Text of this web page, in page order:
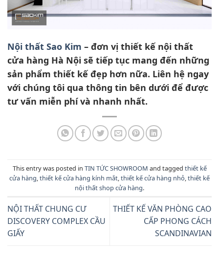
Nội thất Sao Kim – đơn vị thiết kế nội thất
cửa hàng Hà Nội sẽ tiếp tục mang đến những
sản phẩm thiết kế đẹp hơn nữa. Liên hệ ngay
với chúng tôi qua thông tin bên dưới để được
tư vấn miễn phí và nhanh nhất.
This entry was posted in TIN TỨC SHOWROOM and tagged thiết kế
cửa hàng thiết kế cửa hàng kính mắt thiết kế cửa hàng nhỏ thiết kế
nội thất shop cửa hàng.
NỘI THẤT CHUNG CƯ
DISCOVERY COMPLEX CẦU
GIẤY
THIẾT KẾ VĂN PHÒNG CAO
CẤP PHONG CÁCH
SCANDINAVIAN